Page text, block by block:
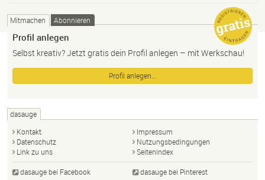
Mitmachen Abonnieren
Profil anlegen
Selbst kreativ? Jetzt gratis dein Profil anlegen – mit Werkschau!
Profil anlegen…
dasauge
Kontakt
Impressum
Datenschutz
Nutzungsbedingungen
Link zu uns
Seitenindex
dasauge bei Facebook dasauge bei Pinterest